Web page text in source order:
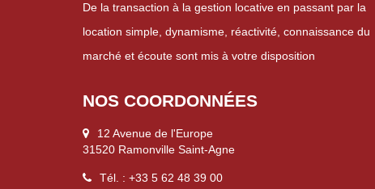
De la transaction à la gestion locative en passant par la
location simple, dynamisme, réactivité, connaissance du
marché et écoute sont mis à votre disposition
NOS COORDONNÉES
12 Avenue de l'Europe
31520 Ramonville Saint-Agne
Tél. : +33 5 62 48 39 00